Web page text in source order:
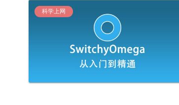
科学上网